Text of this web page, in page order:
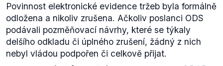
Povinnost elektronické evidence tržeb byla formálně
odložena a nikoliv zrušena. Ačkoliv poslanci ODS
podávali pozměňovací návrhy, které se týkaly
delšího odkladu či úplného zrušení, žádný z nich
nebyl vládou podpořen či celkově přijat.